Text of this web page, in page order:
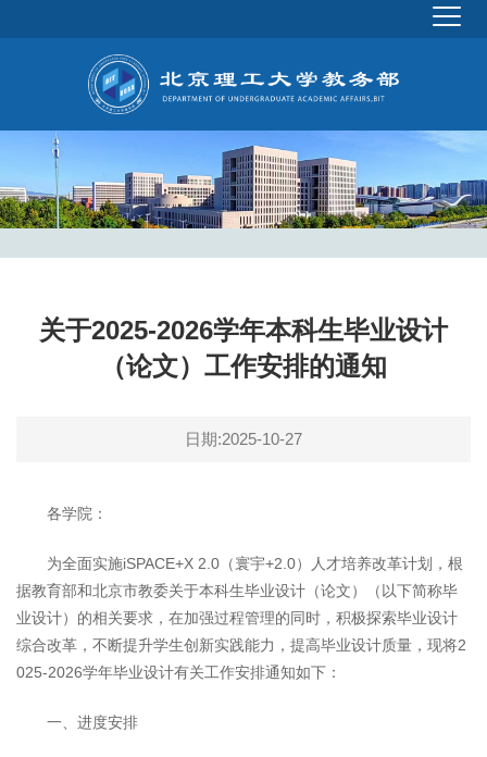
关于2025-2026学年本科生毕业设计
（论文）工作安排的通知
日期:2025-10-27
各学院：
为全面实施iSPACE+X 2.0（寰宇+2.0）人才培养改革计划，根
据教育部和北京市教委关于本科生毕业设计（论文）（以下简称毕
业设计）的相关要求，在加强过程管理的同时，积极探索毕业设计
综合改革，不断提升学生创新实践能力，提高毕业设计质量，现将2
025-2026学年毕业设计有关工作安排通知如下：
一、进度安排